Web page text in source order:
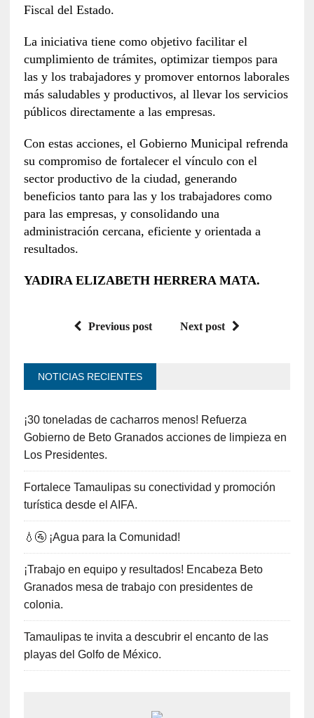
Fiscal del Estado.
La iniciativa tiene como objetivo facilitar el
cumplimiento de trámites, optimizar tiempos para
las y los trabajadores y promover entornos laborales
más saludables y productivos, al llevar los servicios
públicos directamente a las empresas.
Con estas acciones, el Gobierno Municipal refrenda
su compromiso de fortalecer el vínculo con el
sector productivo de la ciudad, generando
beneficios tanto para las y los trabajadores como
para las empresas, y consolidando una
administración cercana, eficiente y orientada a
resultados.
YADIRA ELIZABETH HERRERA MATA.
Previous post Next post
NOTICIAS RECIENTES
¡30 toneladas de cacharros menos! Refuerza
Gobierno de Beto Granados acciones de limpieza en
Los Presidentes.
Fortalece Tamaulipas su conectividad y promoción
turística desde el AIFA.
💧🚰 ¡Agua para la Comunidad!
¡Trabajo en equipo y resultados! Encabeza Beto
Granados mesa de trabajo con presidentes de
colonia.
Tamaulipas te invita a descubrir el encanto de las
playas del Golfo de México.